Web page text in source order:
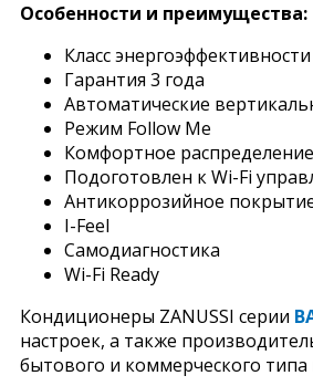
Особенности и преимущества:
Класс энергоэффективности
Гарантия 3 года
Автоматические
Режим Follow Me
Комфортное
Подоготовлен к Wi-Fi
Антикоррозийное
I-Feel
Самодиагностика
Wi-Fi Ready
Кондиционеры ZANUSSI серии
настроек, а также
бытового и коммерческого